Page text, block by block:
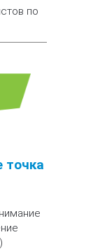
по
точка